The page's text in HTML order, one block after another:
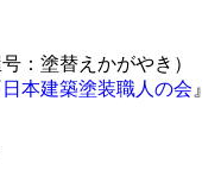
：塗替えかがやき）
日本建築塗装職人の会 』